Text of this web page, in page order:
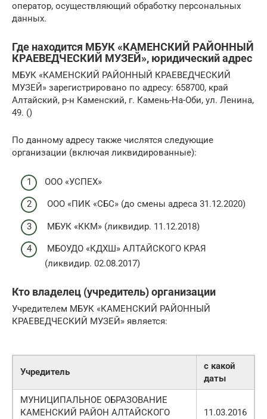
оператор, осуществляющий обработку персональных
данных.
Где находится МБУК «КАМЕНСКИЙ РАЙОННЫЙ
КРАЕВЕДЧЕСКИЙ МУЗЕЙ», юридический адрес
МБУК «КАМЕНСКИЙ РАЙОННЫЙ КРАЕВЕДЧЕСКИЙ
МУЗЕЙ» зарегистрировано по адресу: 658700, край
Алтайский, р-н Каменский, г. Камень-На-Оби, ул. Ленина,
49. ()
По данному адресу также числятся следующие
организации (включая ликвидированные):
ООО «УСПЕХ»
ООО «ПИК «СБС» (до смены адреса 31.12.2020)
МБУК «ККМ» (ликвидир. 11.12.2018)
МБОУДО «КДХШ» АЛТАЙСКОГО КРАЯ
(ликвидир. 02.08.2017)
Кто владелец (учредитель) организации
Учредителем МБУК «КАМЕНСКИЙ РАЙОННЫЙ
КРАЕВЕДЧЕСКИЙ МУЗЕЙ» является:
Учредитель
с какой
даты
МУНИЦИПАЛЬНОЕ ОБРАЗОВАНИЕ
КАМЕНСКИЙ РАЙОН АЛТАЙСКОГО
11.03.2016